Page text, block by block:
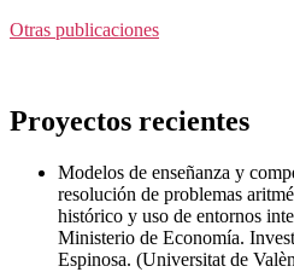
Otras publicaciones
Proyectos recientes
Modelos de enseñanza y
resolución de problemas
histórico y uso de entornos
Ministerio de Economía.
Espinosa. (Universitat de